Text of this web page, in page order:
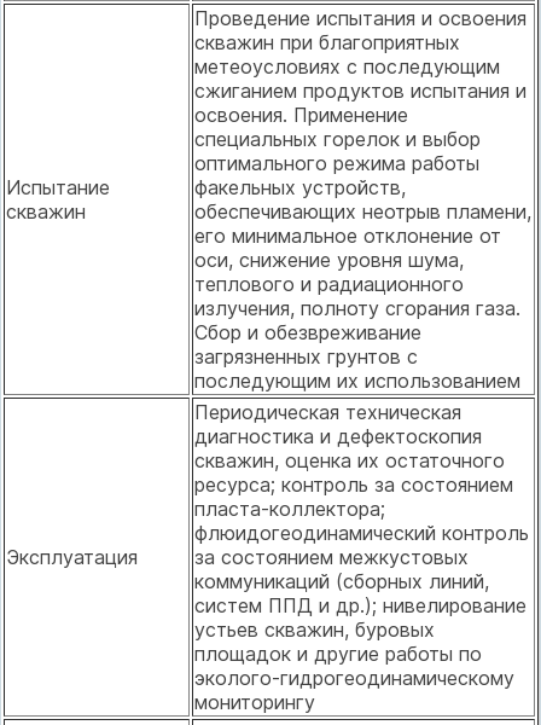
Испытание
скважин
Проведение испытания и освоения
скважин при благоприятных
метеоусловиях с последующим
сжиганием продуктов испытания и
освоения. Применение
специальных горелок и выбор
оптимального режима работы
факельных устройств,
обеспечивающих неотрыв пламени,
его минимальное отклонение от
оси, снижение уровня шума,
теплового и радиационного
излучения, полноту сгорания газа.
Сбор и обезвреживание
загрязненных грунтов с
последующим их использованием
Эксплуатация
Периодическая техническая
диагностика и дефектоскопия
скважин, оценка их остаточного
ресурса; контроль за состоянием
пласта-коллектора;
флюидогеодинамический контроль
за состоянием межкустовых
коммуникаций (сборных линий,
систем ППД и др.); нивелирование
устьев скважин, буровых
площадок и другие работы по
эколого-гидрогеодинамическому
мониторингу